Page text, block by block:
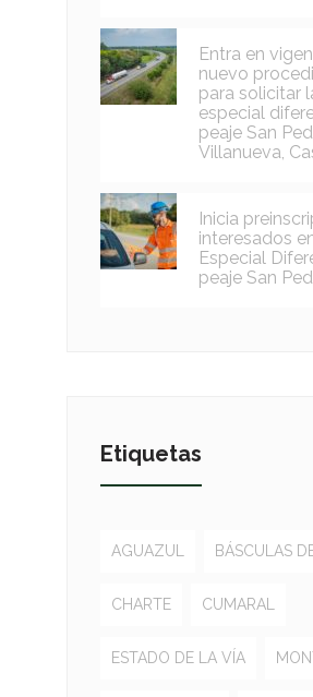
Entra en
nuevo
para solicitar
especial
peaje San
Villanueva,
Inicia
interesados
Especial
peaje San
Etiquetas
AGUAZUL BÁSCULAS
CHARTE CUMARAL
ESTADO DE LA VÍA